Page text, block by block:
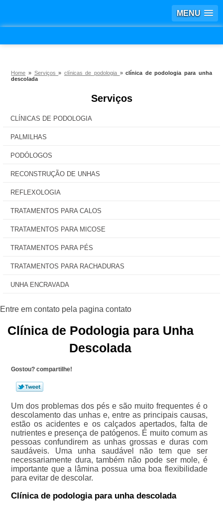
MENU
Home » Serviços» clínicas de podologia »clínica de podologia para unha
descolada
Serviços
CLÍNICAS DE PODOLOGIA
PALMILHAS
PODÓLOGOS
RECONSTRUÇÃO DE UNHAS
REFLEXOLOGIA
TRATAMENTOS PARA CALOS
TRATAMENTOS PARA MICOSE
TRATAMENTOS PARA PÉS
TRATAMENTOS PARA RACHADURAS
UNHA ENCRAVADA
Clínica de Podologia para Unha
Descolada
Gostou? compartilhe!
Um dos problemas dos pés e são muito frequentes é o
descolamento das unhas e, entre as principais causas,
estão os acidentes e os calçados apertados, falta de
nutrientes e presença de patógenos. É muito comum as
pessoas confundirem as unhas grossas e duras com
saudáveis. Uma unha saudável não tem que ser
necessariamente dura, também não pode ser mole, é
importante que a lâmina possua uma boa flexibilidade
para evitar de descolar.
Clínica de podologia para unha descolada